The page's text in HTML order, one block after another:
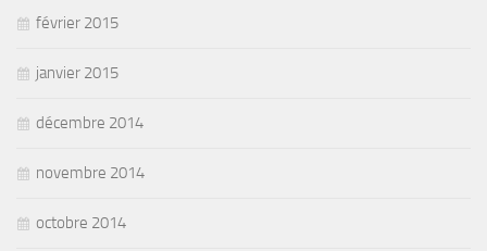
février 2015
janvier 2015
décembre 2014
novembre 2014
octobre 2014